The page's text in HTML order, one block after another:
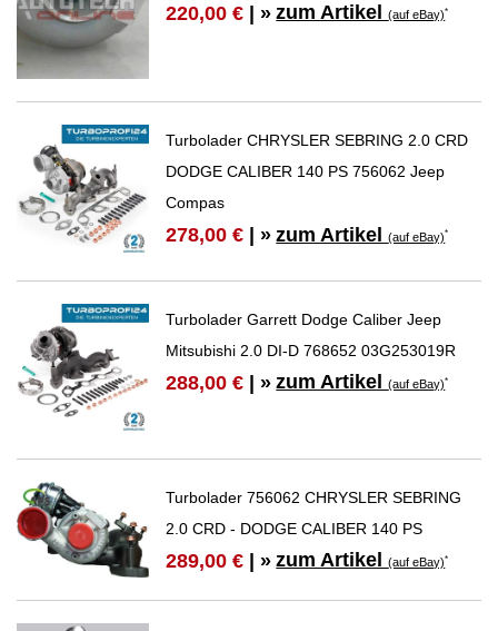
220,00 € | » zum Artikel(auf eBay)*
Turbolader CHRYSLER SEBRING 2.0 CRD
DODGE CALIBER 140 PS 756062 Jeep
Compas
278,00 € | » zum Artikel(auf eBay)*
Turbolader Garrett Dodge Caliber Jeep
Mitsubishi 2.0 DI-D 768652 03G253019R
288,00 € | » zum Artikel(auf eBay)*
Turbolader 756062 CHRYSLER SEBRING
2.0 CRD - DODGE CALIBER 140 PS
289,00 € | » zum Artikel(auf eBay)*